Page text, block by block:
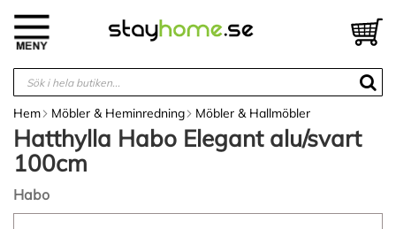
innehållet
Hem Möbler & Heminredning Möbler & Hallmöbler
Hatthylla Habo Elegant alu/svart
100cm
Habo